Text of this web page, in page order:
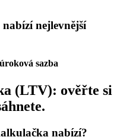
nejlevnější
sazba
(LTV): ověřte si
nabízí?